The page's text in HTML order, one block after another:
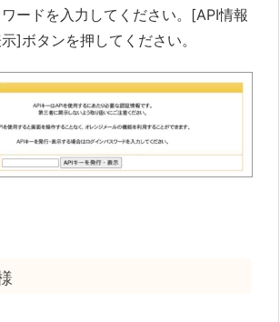
ードを入力してください。[API情報
]ボタンを押してください。